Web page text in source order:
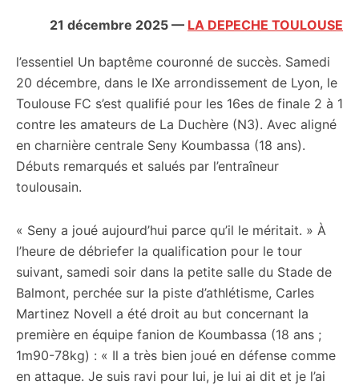
21 décembre 2025 — LA DEPECHE TOULOUSE
l’essentiel Un baptême couronné de succès. Samedi
20 décembre, dans le IXe arrondissement de Lyon, le
Toulouse FC s’est qualifié pour les 16es de finale 2 à 1
contre les amateurs de La Duchère (N3). Avec aligné
en charnière centrale Seny Koumbassa (18 ans).
Débuts remarqués et salués par l’entraîneur
toulousain.
« Seny a joué aujourd’hui parce qu’il le méritait. » À
l’heure de débriefer la qualification pour le tour
suivant, samedi soir dans la petite salle du Stade de
Balmont, perchée sur la piste d’athlétisme, Carles
Martinez Novell a été droit au but concernant la
première en équipe fanion de Koumbassa (18 ans ;
1m90-78kg) : « Il a très bien joué en défense comme
en attaque. Je suis ravi pour lui, je lui ai dit et je l’ai